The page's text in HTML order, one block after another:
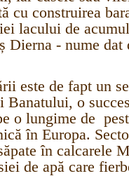
cu construirea
lacului de
Dierna - nume dat
este de fapt un
o
o lungime de
în Europa.
în calcarele
de apă care